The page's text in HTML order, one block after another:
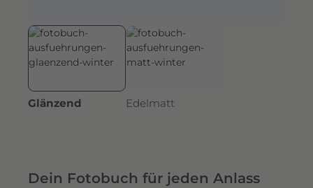
Glänzend Edelmatt
Dein Fotobuch für jeden Anlass